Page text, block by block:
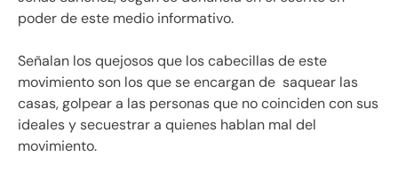
poder de este medio informativo.
Señalan los quejosos que los cabecillas de este
movimiento son los que se encargan de saquear las
casas, golpear a las personas que no coinciden con sus
ideales y secuestrar a quienes hablan mal del
movimiento.